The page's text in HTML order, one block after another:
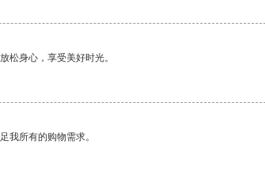
松身心，享受美好时光。
我所有的购物需求。